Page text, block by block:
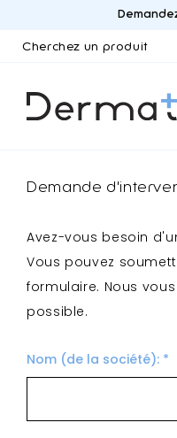
Demande
Avez-vous besoin
Vous pouvez
formulaire. Nous
possible.
Nom (de la société): *